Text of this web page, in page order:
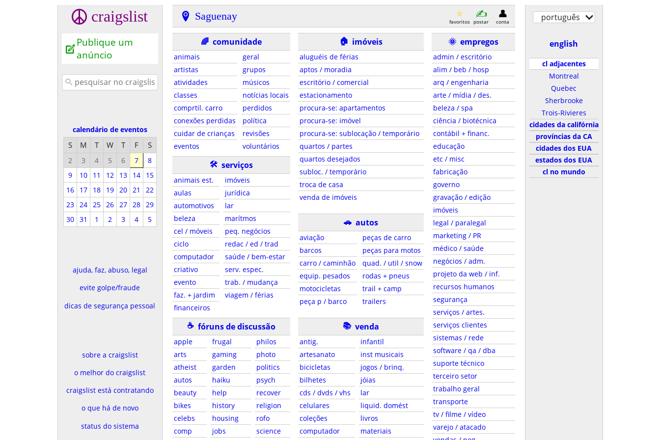
craigslist
Publique um
anúncio
calendário de eventos
S M T W T F S
2 3 4 5 6 7
8
9
10 11 12 13 14
15
16
17 18 19 20 21
22
23
24 25 26 27 28
29
30
31 1 2 3 4 5
ajuda, faz, abuso, legal
evite golpe/fraude
dicas de segurança pessoal
sobre a craigslist
o melhor do craigslist
craigslist está contratando
o que há de novo
status do sistema
Saguenay favoritos postar conta
🌈 comunidade
animais
artistas
atividades
classes
comprtil. carro
conexões perdidas
cuidar de crianças
eventos
geral
grupos
músicos
notícias locais
perdidos
política
revisões
voluntários
🛠 serviços
animais est.
aulas
automotivos
beleza
cel / móveis
ciclo
computador
criativo
evento
faz. + jardim
financeiros
imóveis
jurídica
lar
marítmos
peq. negócios
redac / ed / trad
saúde / bem-estar
serv. espec.
trab. / mudança
viagem / férias
☕ fóruns de discussão
apple
arts
atheist
autos
beauty
bikes
celebs
comp
frugal
gaming
garden
haiku
help
history
housing
jobs
philos
photo
politics
psych
recover
religion
rofo
science
🏠 imóveis
aluguéis de férias
aptos / moradia
escritório / comercial
estacionamento
procura-se: apartamentos
procura-se: imóvel
procura-se: sublocação / temporário
quartos / partes
quartos desejados
subloc. / temporário
troca de casa
venda de imóveis
🚗 autos
aviação
barcos
carro / caminhão
equip. pesados
motocicletas
peça p / barco
peças de carro
peças para motos
quad. / util / snow
rodas + pneus
trail + camp
trailers
📚 venda
antig.
artesanato
bicicletas
bilhetes
cds / dvds / vhs
celulares
coleções
computador
infantil
inst musicais
jogos / brinq.
jóias
lar
liquid. domést
livros
materiais
🌞 empregos
admin / escritório
alim / beb / hosp
arq / engenharia
arte / mídia / des.
beleza / spa
ciência / biotécnica
contábil + financ.
educação
etc / misc
fabricação
governo
gravação / edição
imóveis
legal / paralegal
marketing / PR
médico / saúde
negócios / adm.
projeto da web / inf.
recursos humanos
segurança
serviços / artes.
serviços clientes
sistemas / rede
software / qa / dba
suporte técnico
terceiro setor
trabalho geral
transporte
tv / filme / vídeo
varejo / atacado
português
english
cl adjacentes
Montreal
Quebec
Sherbrooke
Trois-Rivieres
cidades da califórnia
províncias da CA
cidades dos EUA
estados dos EUA
cl no mundo